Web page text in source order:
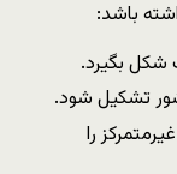
باشد:
بگیرد.
تشکیل شود.
را